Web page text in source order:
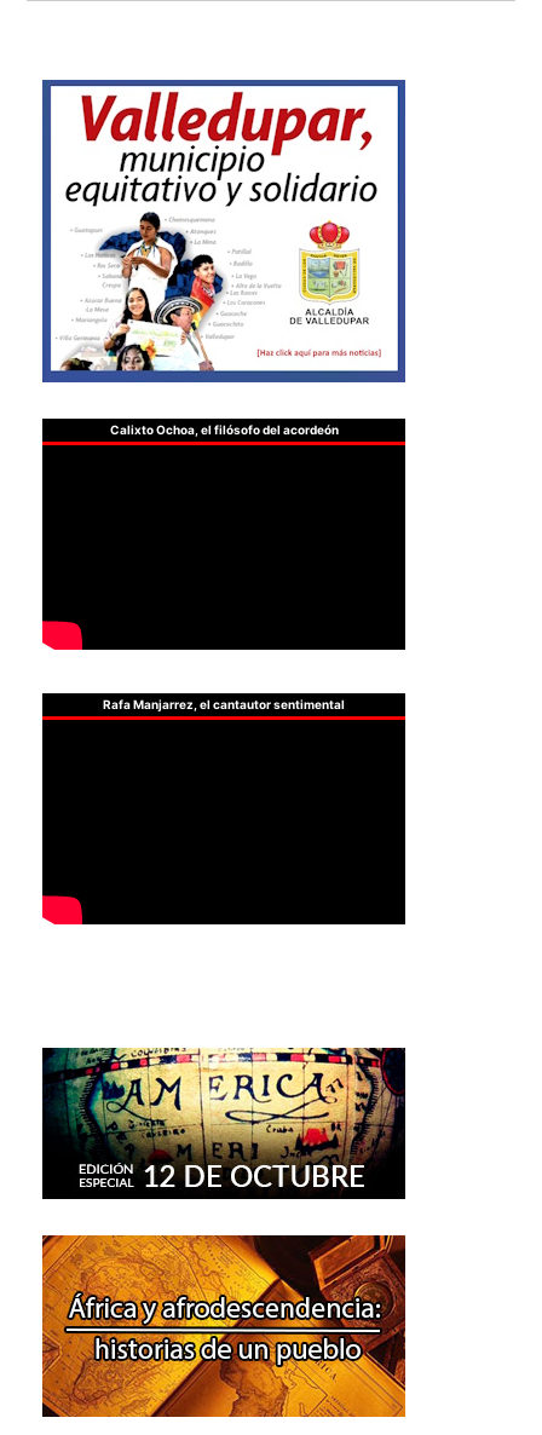
Calixto Ochoa, el filósofo del acordeón
Rafa Manjarrez, el cantautor sentimental